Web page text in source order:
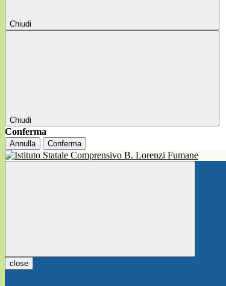
Chiudi
Chiudi
Conferma
Annulla Conferma
close